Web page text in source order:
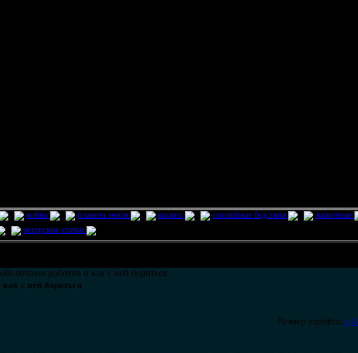
война планета земля космос стихийные бедствия животные
авторские статьи
роботов и как с ней бороться
с ней бороться
Размер шрифта: A A